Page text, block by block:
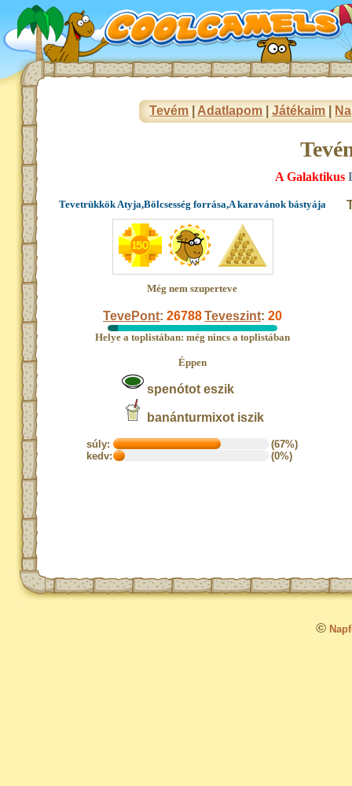
Tevém Adatlapom |Játékaim
A Galaktikus
Tevetrükkök Atyja,Bölcsesség forrása,A karavánok bástyája
Még nem szuperteve
TevePont: 26788Teveszint: 20
Helye a toplistában: még nincs a toplistában
Éppen
spenótot eszik
banánturmixot iszik
súly:
(67%)
kedv:
(0%)
©